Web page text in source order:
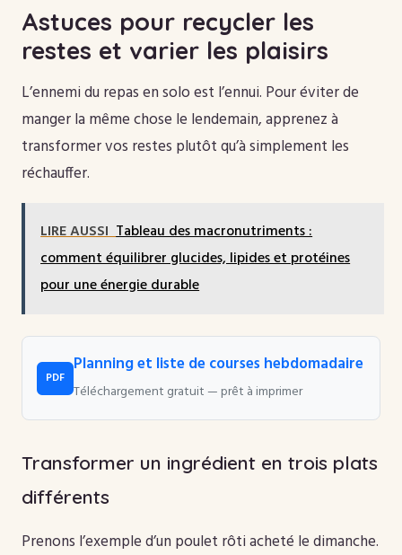
Astuces pour recycler les
restes et varier les plaisirs
L’ennemi du repas en solo est l’ennui. Pour éviter de
manger la même chose le lendemain, apprenez à
transformer vos restes plutôt qu’à simplement les
réchauffer.
LIRE AUSSI Tableau des macronutriments :
comment équilibrer glucides, lipides et protéines
pour une énergie durable
PDF
Planning et liste de courses hebdomadaire
Téléchargement gratuit — prêt à imprimer
Transformer un ingrédient en trois plats
différents
Prenons l’exemple d’un poulet rôti acheté le dimanche.